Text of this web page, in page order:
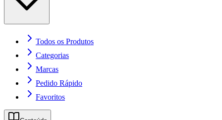
Todos os Produtos
Categorias
Marcas
Pedido Rápido
Favoritos